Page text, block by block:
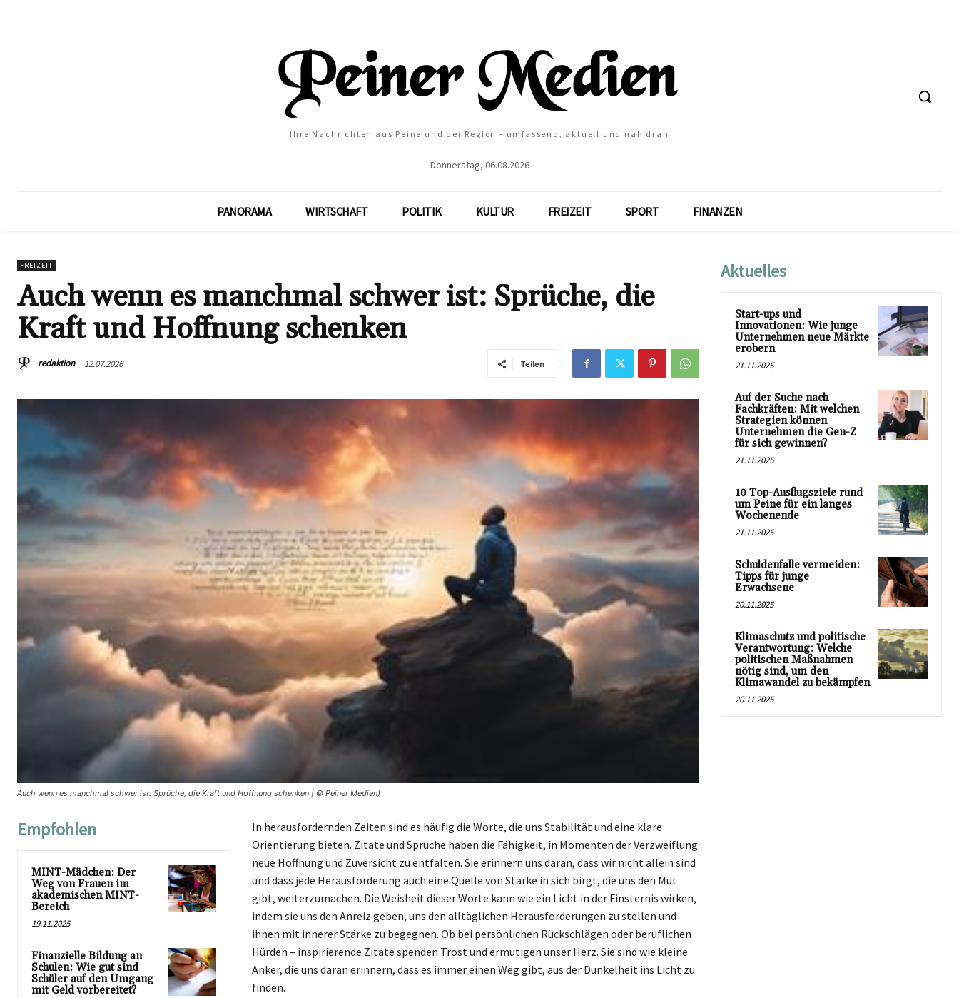
Ihre Nachrichten aus Peine und der Region - umfassend, aktuell und nah dran
Donnerstag, 06.08.2026
PANORAMA WIRTSCHAFT POLITIK KULTUR FREIZEIT SPORT FINANZEN
FREIZEIT
Auch wenn es manchmal schwer ist: Sprüche, die
Kraft und Hoffnung schenken
redaktion 12.07.2026 Teilen
Auch wenn es manchmal schwer ist: Sprüche, die Kraft und Hoffnung schenken | © Peiner Medien)
Empfohlen
MINT-Mädchen: Der
Weg von Frauen im
akademischen MINT-
Bereich
19.11.2025
Finanzielle Bildung an
Schulen: Wie gut sind
Schüler auf den Umgang
mit Geld vorbereitet?
In herausfordernden Zeiten sind es häufig die Worte, die uns Stabilität und eine klare
Orientierung bieten. Zitate und Sprüche haben die Fähigkeit, in Momenten der Verzweiflung
neue Hoffnung und Zuversicht zu entfalten. Sie erinnern uns daran, dass wir nicht allein sind
und dass jede Herausforderung auch eine Quelle von Stärke in sich birgt, die uns den Mut
gibt, weiterzumachen. Die Weisheit dieser Worte kann wie ein Licht in der Finsternis wirken,
indem sie uns den Anreiz geben, uns den alltäglichen Herausforderungen zu stellen und
ihnen mit innerer Stärke zu begegnen. Ob bei persönlichen Rückschlägen oder beruflichen
Hürden – inspirierende Zitate spenden Trost und ermutigen unser Herz. Sie sind wie kleine
Anker, die uns daran erinnern, dass es immer einen Weg gibt, aus der Dunkelheit ins Licht zu
finden.
Aktuelles
Start-ups und
Innovationen: Wie junge
Unternehmen neue Märkte
erobern
21.11.2025
Auf der Suche nach
Fachkräften: Mit welchen
Strategien können
Unternehmen die Gen-Z
für sich gewinnen?
21.11.2025
10 Top-Ausflugsziele rund
um Peine für ein langes
Wochenende
21.11.2025
Schuldenfalle vermeiden:
Tipps für junge
Erwachsene
20.11.2025
Klimaschutz und politische
Verantwortung: Welche
politischen Maßnahmen
nötig sind, um den
Klimawandel zu bekämpfen
20.11.2025